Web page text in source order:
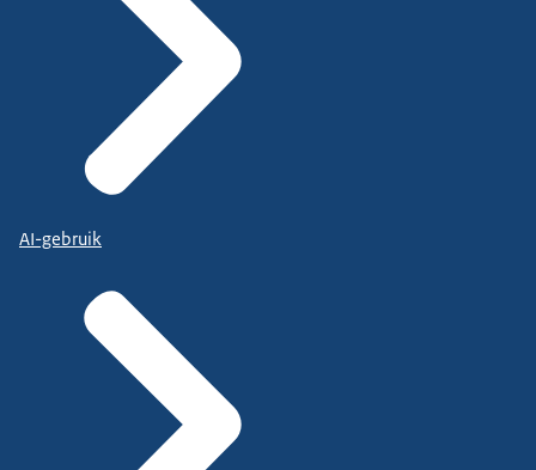
AI-gebruik